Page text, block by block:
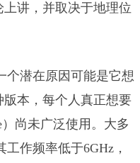
讲，并取决于地理位
个潜在原因可能是它想
本，每个人真正想要
尚未广泛使用。大多
作频率低于6GHz，